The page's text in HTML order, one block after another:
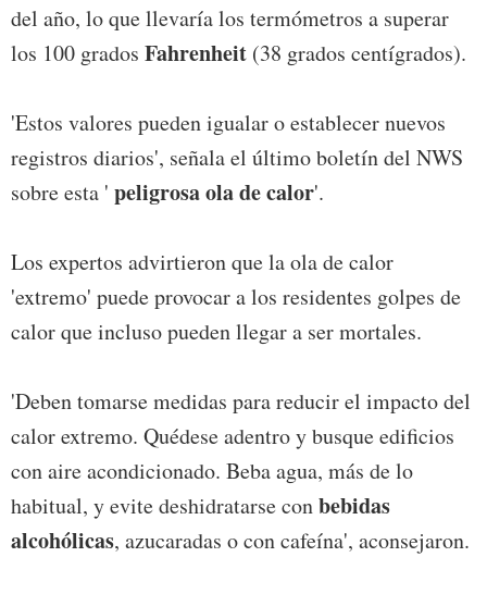
del año, lo que llevaría los termómetros a superar
los 100 grados Fahrenheit (38 grados centígrados).
'Estos valores pueden igualar o establecer nuevos
registros diarios', señala el último boletín del NWS
sobre esta ' peligrosa ola de calor'.
Los expertos advirtieron que la ola de calor
'extremo' puede provocar a los residentes golpes de
calor que incluso pueden llegar a ser mortales.
'Deben tomarse medidas para reducir el impacto del
calor extremo. Quédese adentro y busque edificios
con aire acondicionado. Beba agua, más de lo
habitual, y evite deshidratarse conbebidas
alcohólicas, azucaradas o con cafeína', aconsejaron.